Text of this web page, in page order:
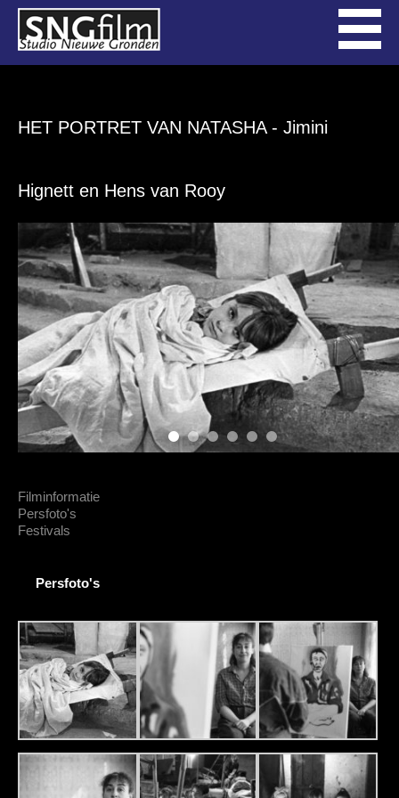
HET PORTRET VAN NATASHA - Jimini
Hignett en Hens van Rooy
Filminformatie
Persfoto's
Festivals
Persfoto's